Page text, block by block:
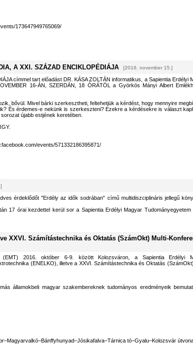
173647949765069/
A XXI. SZÁZAD ENCIKLOPÉDIÁJA [2016. november 15.]
címmel tart előadást DR. KÁSA ZOLTÁN informatikus, a Sapientia Erdélyi
16-ÁN, SZERDÁN, 18 ÓRÁTÓL a Györkös Mányi Albert
bővül. Mivel bárki szerkesztheti, feltehetjük a kérdést, hogy mennyire
És érdemes-e nekünk is szerkeszteni? Ezekre a kérdésekre is választ
újabb estjének keretében.
events/571332186395871/
érdeklődőt "Erdély az idők sodrában" című multidiszciplináris jellegű
17 órai kezdettel kerül sor a Sapientia Erdélyi Magyar Tudományegyetem
XXVI. Számítástechnika és Oktatás (SzámOkt) Multi-
2016. október 6-9. között Kolozsváron, a Sapientia Erdélyi
(ENELKO), illetve a XXVI. Számítástechnika és Oktatás
államokbeli magyar szakembereknek tudományos eredményeik
tó–Gyalu–Kolozsvár